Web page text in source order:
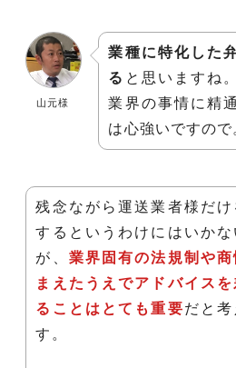
山元様
業種に特化した
る と思いますね
業界の事情に精
は心強いですので
残念ながら運送業者様だけ
するというわけにはいかな
が、 業界固有の法規制や
まえたうえでアドバイス
ることはとても重要だと考
す。